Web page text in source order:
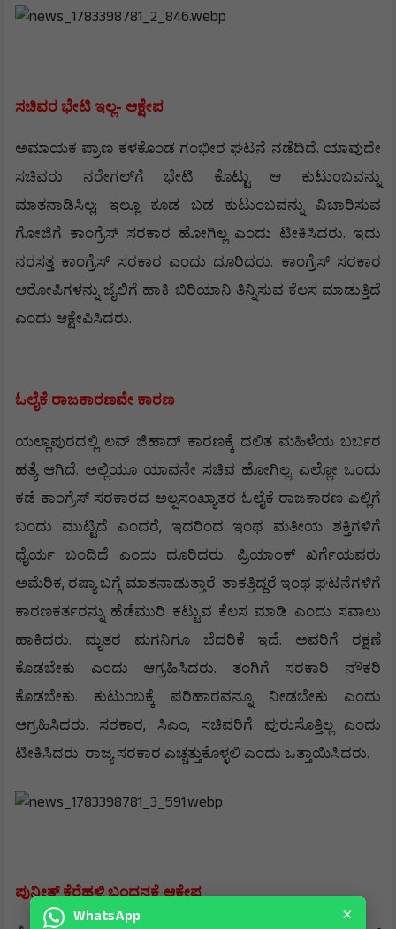
ಸಚಿವರ ಭೇಟಿ ಇಲ್ಲ- ಆಕ್ಷೇಪ
ಅಮಾಯಕ ಪ್ರಾಣ ಕಳಕೊಂಡ ಗಂಭೀರ ಘಟನೆ ನಡೆದಿದೆ. ಯಾವುದೇ
ಸಚಿವರು
ನರೇಗಲ್ಗೆ ಭೇಟಿ ಕೊಟ್ಟು ಆ
ಕುಟುಂಬವನ್ನು
ಮಾತನಾಡಿಸಿಲ್ಲ; ಇಲ್ಲೂ ಕೂಡ ಬಡ ಕುಟುಂಬವನ್ನು
ವಿಚಾರಿಸುವ
ಗೋಜಿಗೆ ಕಾಂಗ್ರೆಸ್ ಸರಕಾರ ಹೋಗಿಲ್ಲ ಎಂದು ಟೀಕಿಸಿದರು. ಇದು
ನರಸತ್ತ ಕಾಂಗ್ರೆಸ್ ಸರಕಾರ ಎಂದು ದೂರಿದರು. ಕಾಂಗ್ರೆಸ್ ಸರಕಾರ
ಆರೋಪಿಗಳನ್ನು ಜೈಲಿಗೆ ಹಾಕಿ ಬಿರಿಯಾನಿ ತಿನ್ನಿಸುವ ಕೆಲಸ ಮಾಡುತ್ತಿದೆ
ಎಂದು ಆಕ್ಷೇಪಿಸಿದರು.
ಓಲೈಕೆ ರಾಜಕಾರಣವೇ ಕಾರಣ
ಯಲ್ಲಾಪುರದಲ್ಲಿ ಲವ್ ಜಿಹಾದ್ ಕಾರಣಕ್ಕೆ ದಲಿತ ಮಹಿಳೆಯ ಬರ್ಬರ
ಹತ್ಯೆ ಆಗಿದೆ. ಅಲ್ಲಿಯೂ ಯಾವನೇ ಸಚಿವ ಹೋಗಿಲ್ಲ. ಎಲ್ಲೋ ಒಂದು
ಕಡೆ ಕಾಂಗ್ರೆಸ್ ಸರಕಾರದ ಅಲ್ಪಸಂಖ್ಯಾತರ ಓಲೈಕೆ ರಾಜಕಾರಣ ಎಲ್ಲಿಗೆ
ಬಂದು
ಮುಟ್ಟಿದೆ ಎಂದರೆ, ಇದರಿಂದ ಇಂಥ ಮತೀಯ
ಶಕ್ತಿಗಳಿಗೆ
ಧೈರ್ಯ
ಬಂದಿದೆ ಎಂದು ದೂರಿದರು. ಪ್ರಿಯಾಂಕ್
ಖರ್ಗೆಯವರು
ಅಮೆರಿಕ, ರಷ್ಯಾ ಬಗ್ಗೆ ಮಾತನಾಡುತ್ತಾರೆ. ತಾಕತ್ತಿದ್ದರೆ ಇಂಥ ಘಟನೆಗಳಿಗೆ
ಕಾರಣಕರ್ತರನ್ನು ಹೆಡೆಮುರಿ ಕಟ್ಟುವ ಕೆಲಸ ಮಾಡಿ ಎಂದು ಸವಾಲು
ಹಾಕಿದರು. ಮೃತರ ಮಗನಿಗೂ ಬೆದರಿಕೆ ಇದೆ. ಅವರಿಗೆ
ರಕ್ಷಣೆ
ಕೊಡಬೇಕು
ಎಂದು ಆಗ್ರಹಿಸಿದರು. ತಂಗಿಗೆ ಸರಕಾರಿ
ನೌಕರಿ
ಕೊಡಬೇಕು. ಕುಟುಂಬಕ್ಕೆ ಪರಿಹಾರವನ್ನೂ ನೀಡಬೇಕು
ಎಂದು
ಆಗ್ರಹಿಸಿದರು. ಸರಕಾರ, ಸಿಎಂ, ಸಚಿವರಿಗೆ ಪುರುಸೊತ್ತಿಲ್ಲ
ಎಂದು
ಟೀಕಿಸಿದರು. ರಾಜ್ಯ ಸರಕಾರ ಎಚ್ಚತ್ತುಕೊಳ್ಳಲಿ ಎಂದು ಒತ್ತಾಯಿಸಿದರು.
ಪುನೀತ್ ಕೆರೆಹಳ್ಳಿ ಬಂಧನಕ್ಕೆ ಆಕ್ಷೇಪ
WhatsApp ×